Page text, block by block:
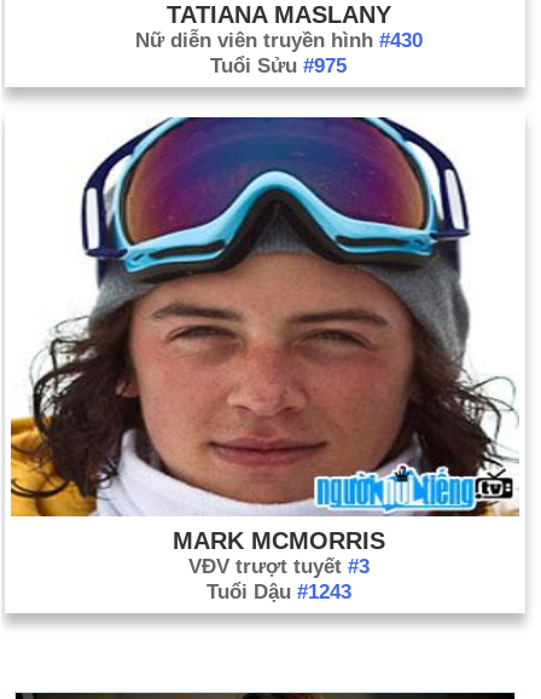
TATIANA MASLANY
Nữ diễn viên truyền hình #430
Tuổi Sửu #975
MARK MCMORRIS
VĐV trượt tuyết #3
Tuổi Dậu #1243